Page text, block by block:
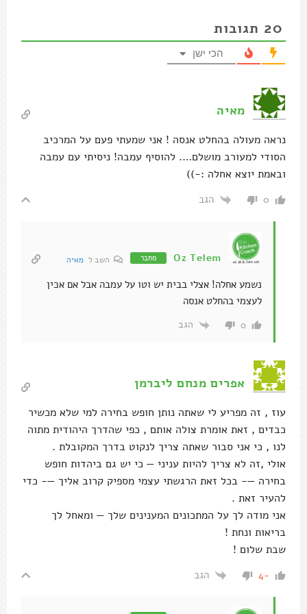
20 תגובות
הכי ישן
מאיה
נראה מעולה בהחלט אנסה ! אני שמעתי פעם על המרכיב
הסודי למעורב מושלם…. להוסיף עמבה! ניסיתי עם עמבה
ובאמת יוצא אחלה :-))
0 הגב
Oz Telem מחבר השב ל מאיה
נשמע אחלה! אצלי בבית יש וטו על עמבה אבל אם אכין
לעצמי בהחלט אנסה
0 הגב
אפרים מנחם ליברמן
עוז , זה מפריע לי שאתה נותן חופש בחירה למי שלא מכשיר
כבדים , זאת אומרת צולה אותם , כפי שהדרך היהודית מתוה
לנו , כי אני סבור שאתה צריך לנקוט בדרך המקובלת .
אולי ,זה לא צריך להיות עניני — כי יש גם ביהדות חופש
בחירה —- בכל זאת הרגשתי עצמי מספיק קרוב אליך —- כדי
להעיר זאת .
אני מודה לך על המתכונים המענינים שלך — ומאחל לך
בריאות ונחת !
שבת שלום !
-4 הגב